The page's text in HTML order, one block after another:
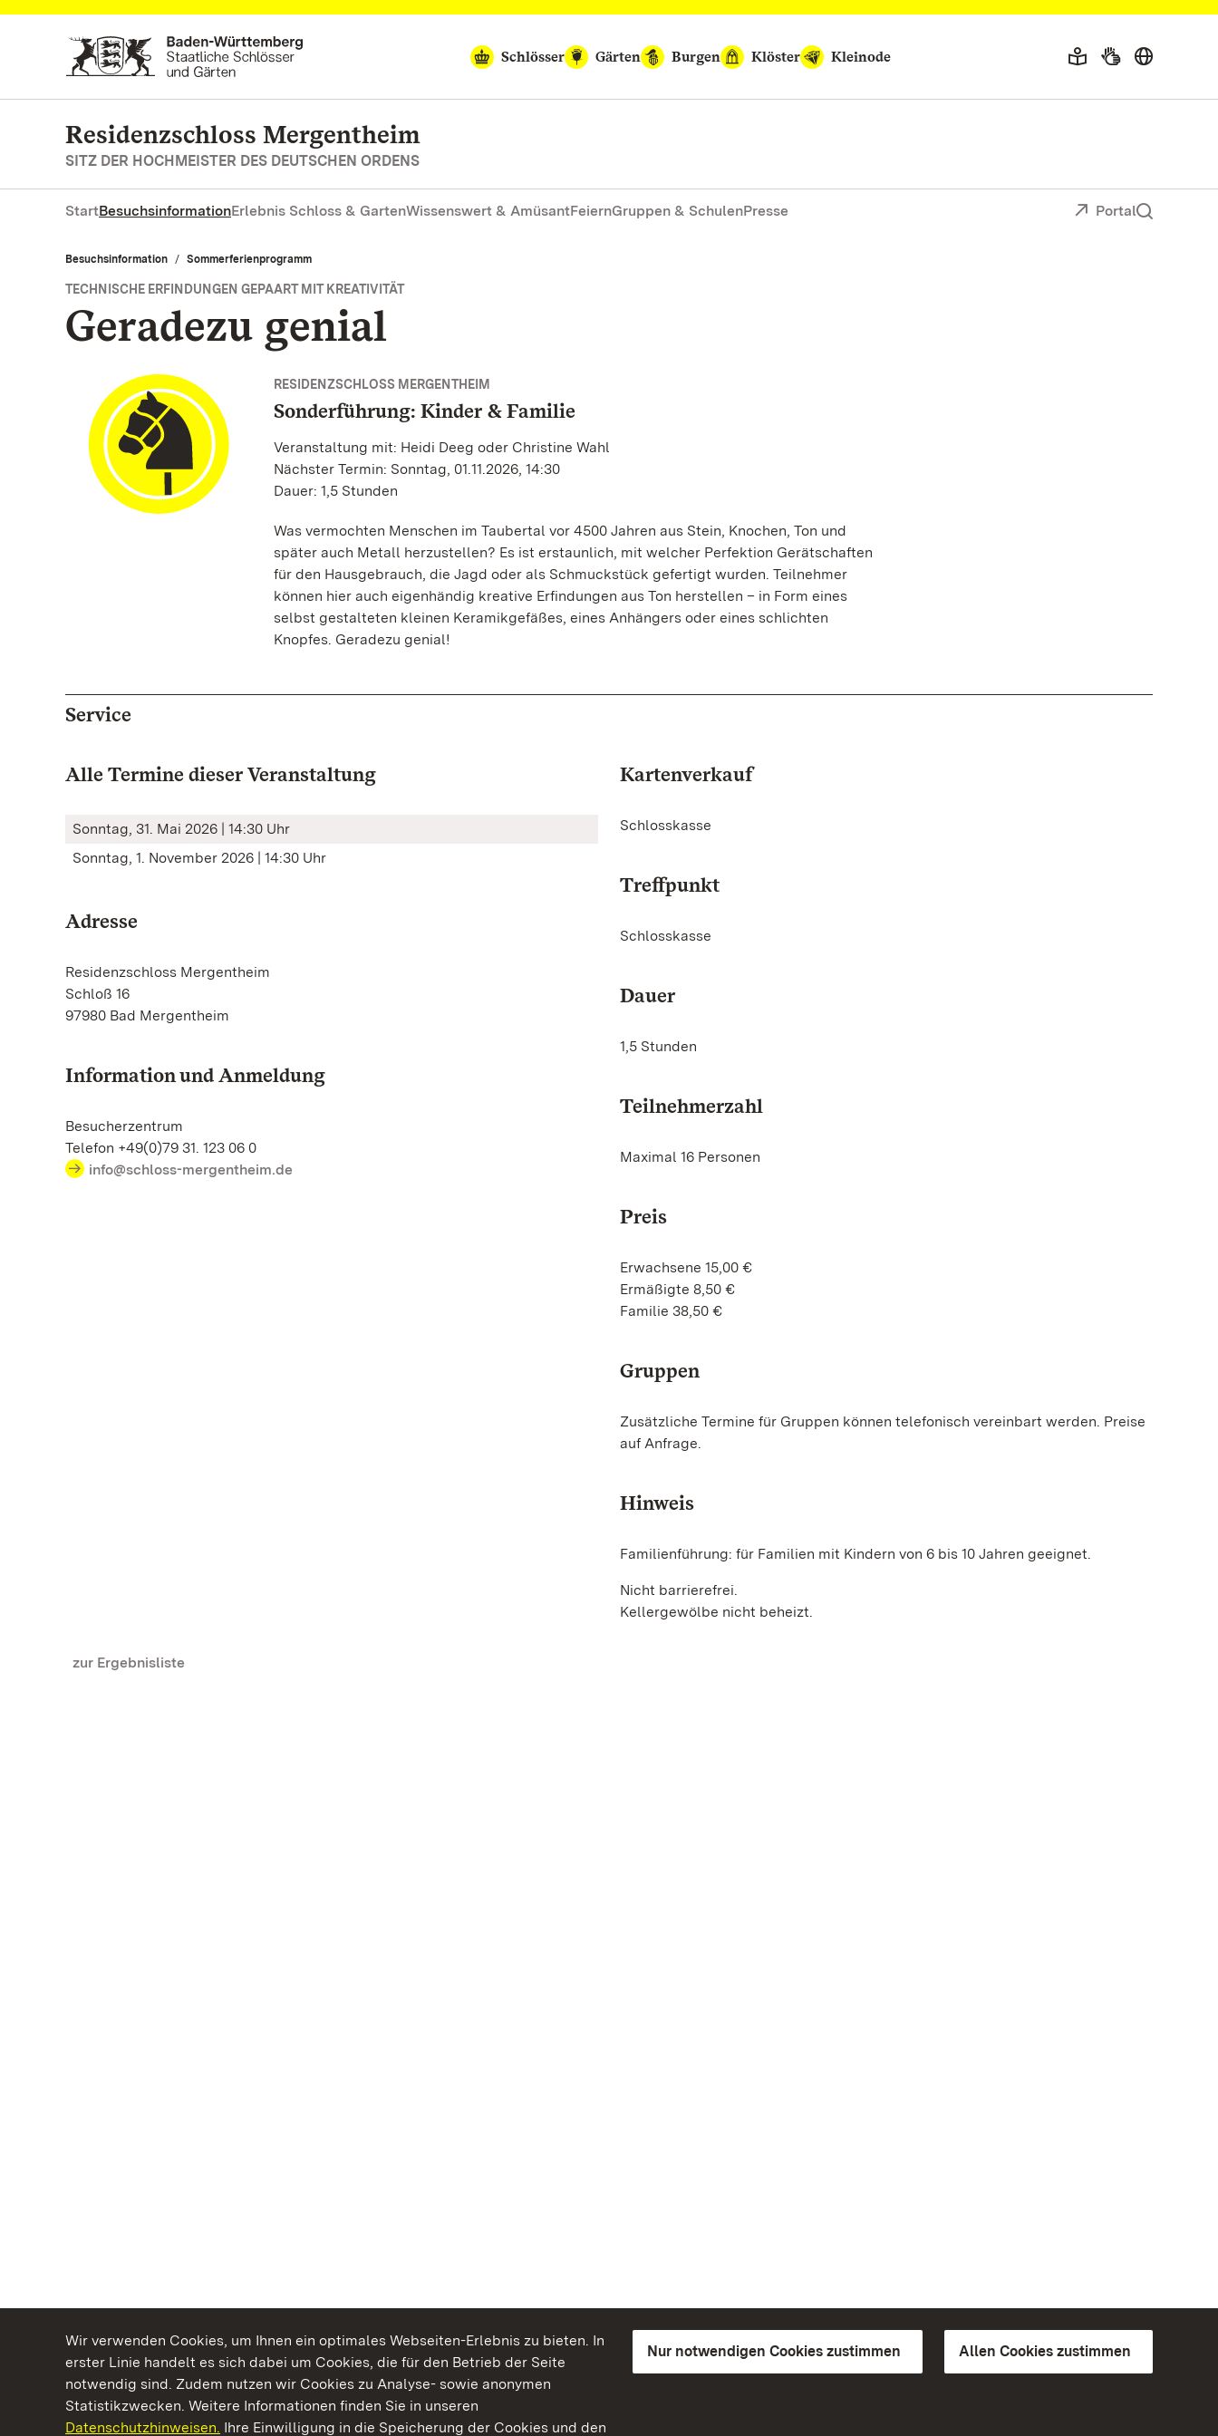
Wir verwenden Cookies, um Ihnen ein optimales Webseiten-Erlebnis zu bieten. In
erster Linie handelt es sich dabei um Cookies, die für den Betrieb der Seite
notwendig sind. Zudem nutzen wir Cookies zu Analyse- sowie anonymen
Statistikzwecken. Weitere Informationen finden Sie in unseren
Datenschutzhinweisen. Ihre Einwilligung in die Speicherung der Cookies und den
Nur notwendigen Cookies zustimmen Allen Cookies zustimmen
Zum Hauptinhalt springen
Schlösser
Gärten Burgen Klöster Kleinode
Residenzschloss Mergentheim
SITZ DER HOCHMEISTER DES DEUTSCHEN ORDENS
StartBesuchsinformationErlebnis Schloss & GartenWissenswert & AmüsantFeiernGruppen & SchulenPresse Portal
Besuchsinformation Sommerferienprogramm
TECHNISCHE ERFINDUNGEN GEPAART MIT KREATIVITÄT
Geradezu genial
RESIDENZSCHLOSS MERGENTHEIM
Sonderführung: Kinder & Familie
Veranstaltung mit: Heidi Deeg oder Christine Wahl
Nächster Termin: Sonntag, 01.11.2026, 14:30
Dauer: 1,5 Stunden
Was vermochten Menschen im Taubertal vor 4500 Jahren aus Stein, Knochen, Ton und
später auch Metall herzustellen? Es ist erstaunlich, mit welcher Perfektion Gerätschaften
für den Hausgebrauch, die Jagd oder als Schmuckstück gefertigt wurden. Teilnehmer
können hier auch eigenhändig kreative Erfindungen aus Ton herstellen – in Form eines
selbst gestalteten kleinen Keramikgefäßes, eines Anhängers oder eines schlichten
Knopfes. Geradezu genial!
Service
Alle Termine dieser Veranstaltung
Sonntag, 31. Mai 2026 | 14:30 Uhr
Sonntag, 1. November 2026 | 14:30 Uhr
Adresse
Residenzschloss Mergentheim
Schloß 16
97980 Bad Mergentheim
Information und Anmeldung
Besucherzentrum
Telefon +49(0)79 31. 123 06 0
info@schloss-mergentheim.de
Kartenverkauf
Schlosskasse
Treffpunkt
Schlosskasse
Dauer
1,5 Stunden
Teilnehmerzahl
Maximal 16 Personen
Preis
Erwachsene 15,00 €
Ermäßigte 8,50 €
Familie 38,50 €
Gruppen
Zusätzliche Termine für Gruppen können telefonisch vereinbart werden. Preise
auf Anfrage.
Hinweis
Familienführung: für Familien mit Kindern von 6 bis 10 Jahren geeignet.
Nicht barrierefrei.
Kellergewölbe nicht beheizt.
zur Ergebnisliste